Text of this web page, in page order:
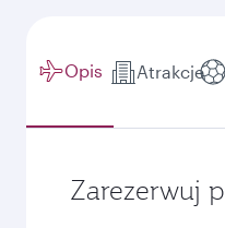
Opis Atrakcje
Zarezerwuj